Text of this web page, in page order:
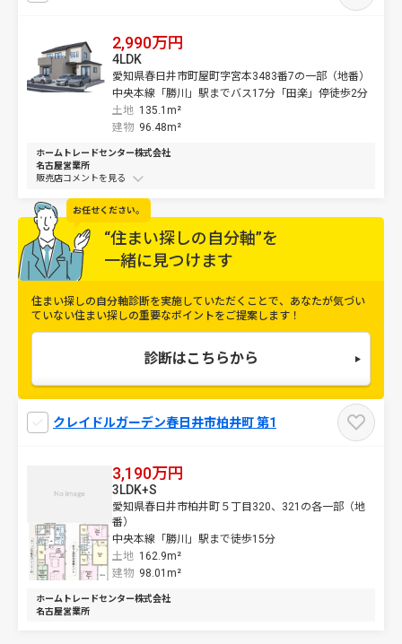
2,990万円
愛知県春日井市町屋町字宮本3483番7の一部（地番）
中央本線「勝川」駅までバス17分「田楽」停徒歩2分
土地 135.1m²
4LDK
建物 96.48m²
ホームトレードセンター株式会社
名古屋営業所
販売店コメントを
クレイドルガーデン春日井市柏井町 第1
3,190万円
愛知県春日井市柏井町５丁目320、321の各一部（地
番）
中央本線「勝川」駅まで徒歩15分
土地 162.9m²
3LDK+S
建物 98.01m²
ホームトレードセンター株式会社
名古屋営業所
お任せください。
“住まい探しの自分軸”を
一緒に見つけます
住まい探しの自分軸診断を実施していただくことで、 あなたが気づい
ていない住まい探しの重要なポイントをご提案します！
診断はこちらから